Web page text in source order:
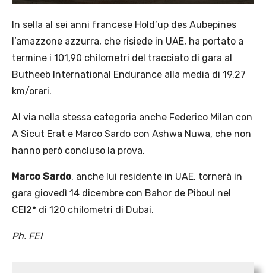
In sella al sei anni francese Hold’up des Aubepines
l’amazzone azzurra, che risiede in UAE, ha portato a
termine i 101,90 chilometri del tracciato di gara al
Butheeb International Endurance alla media di 19,27
km/orari.
Al via nella stessa categoria anche Federico Milan con
A Sicut Erat e Marco Sardo con Ashwa Nuwa, che non
hanno però concluso la prova.
Marco Sardo, anche lui residente in UAE, tornerà in
gara giovedì 14 dicembre con Bahor de Piboul nel
CEI2* di 120 chilometri di Dubai.
Ph. FEI